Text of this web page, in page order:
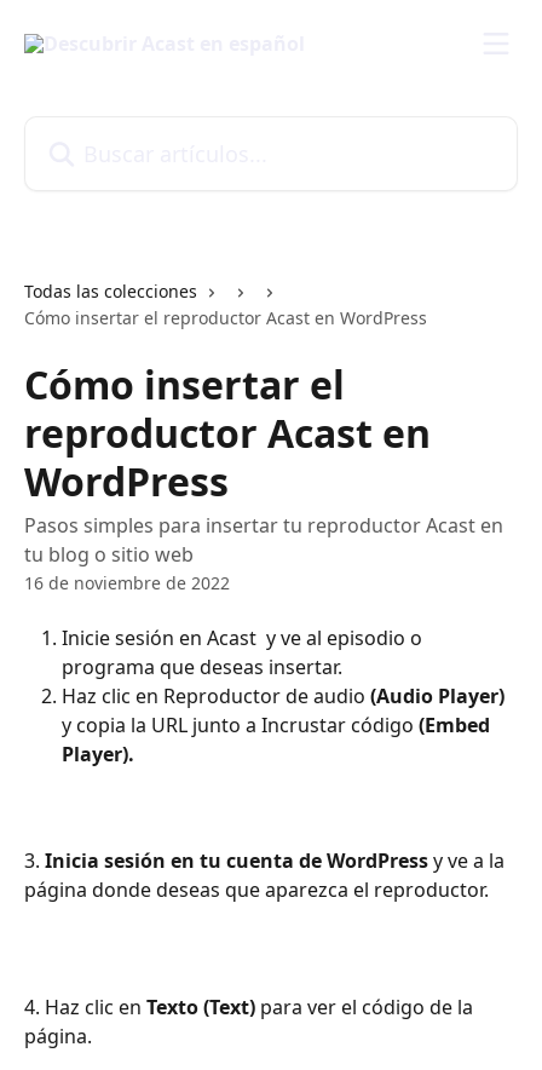
Todas las colecciones
Cómo insertar el reproductor Acast en WordPress
Cómo insertar el
reproductor Acast en
WordPress
Pasos simples para insertar tu reproductor Acast en
tu blog o sitio web
16 de noviembre de 2022
Inicie sesión en Acast  y ve al episodio o
programa que deseas insertar.
Haz clic en Reproductor de audio (Audio Player)
y copia la URL junto a Incrustar código (Embed
Player).
3. Inicia sesión en tu cuenta de WordPress y ve a la
página donde deseas que aparezca el reproductor.
4. Haz clic en Texto (Text) para ver el código de la
página.